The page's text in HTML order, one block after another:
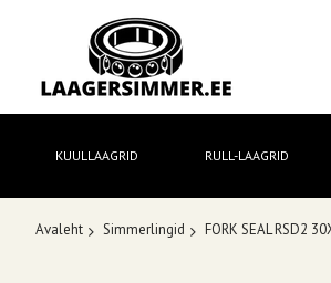
KUULLAAGRID RULL-LAAGRID
Avaleht Simmerlingid FORK SEAL RSD2